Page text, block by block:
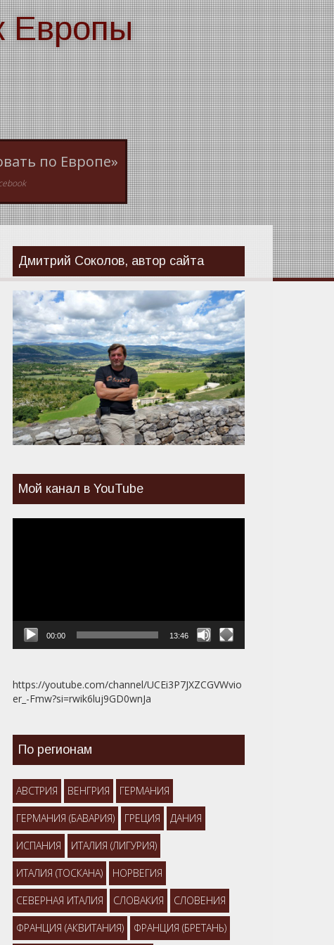
Европы
по Европе»
Дмитрий Соколов, автор сайта
Мой канал в YouTube
00:00 13:46
https://youtube.com/channel/UCEi3P7JXZCGVWvio
er_-Fmw?si=rwik6luj9GD0wnJa
По регионам
АВСТРИЯ ВЕНГРИЯ ГЕРМАНИЯ
ГЕРМАНИЯ (БАВАРИЯ) ГРЕЦИЯ ДАНИЯ
ИСПАНИЯ ИТАЛИЯ (ЛИГУРИЯ)
ИТАЛИЯ (ТОСКАНА) НОРВЕГИЯ
СЕВЕРНАЯ ИТАЛИЯ СЛОВАКИЯ СЛОВЕНИЯ
ФРАНЦИЯ (АКВИТАНИЯ) ФРАНЦИЯ (БРЕТАНЬ)